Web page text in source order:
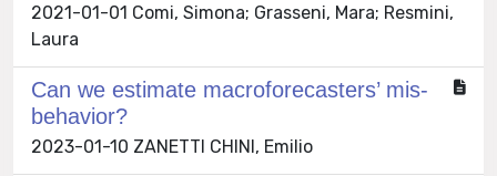
2021-01-01 Comi, Simona; Grasseni, Mara; Resmini,
Laura
Can we estimate macroforecasters’ mis-
behavior?
2023-01-10 ZANETTI CHINI, Emilio